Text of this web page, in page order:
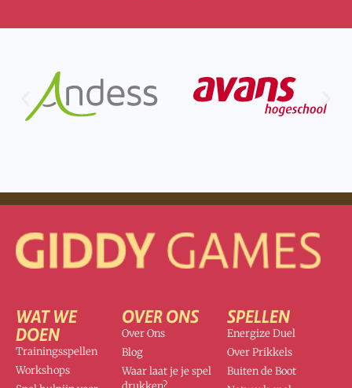
WAT WE
DOEN
Trainingsspellen
Workshops
OVER ONS
Over Ons
Blog
Waar laat je je spel
SPELLEN
Energize Duel
Over Prikkels
Buiten de Boot